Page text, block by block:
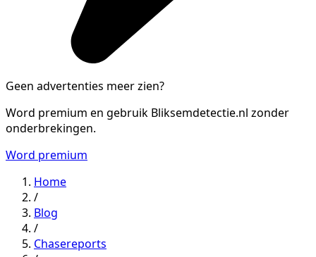
Geen advertenties meer zien?
Word premium en gebruik Bliksemdetectie.nl zonder
onderbrekingen.
Word premium
Home
/
Blog
/
Chasereports